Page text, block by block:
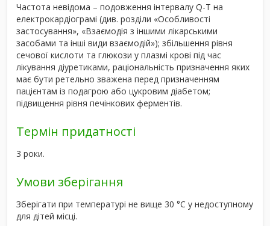
Частота невідома – подовження інтервалу Q-T на
електрокардіограмі (див. розділи «Особливості
застосування», «Взаємодія з іншими лікарськими
засобами та інші види взаємодій»); збільшення рівня
сечової кислоти та глюкози у плазмі крові під час
лікування діуретиками, раціональність призначення яких
має бути ретельно зважена перед призначенням
пацієнтам із подагрою або цукровим діабетом;
підвищення рівня печінкових ферментів.
Термін придатності
3 роки.
Умови зберігання
Зберігати при температурі не вище 30 °С у недоступному
для дітей місці.